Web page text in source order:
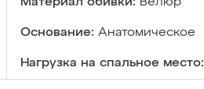
Основание: Анатомическое
Нагрузка на спальное место: